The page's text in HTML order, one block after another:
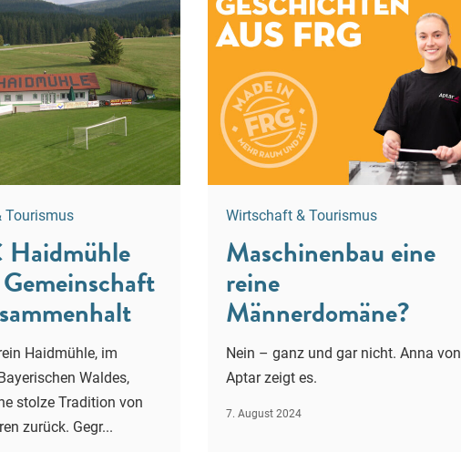
Tourismus
Haidmühle
Haidmühle, im
Waldes,
stolze Tradition von
zurück. Gegr...
Wirtschaft & Tourismus
Maschinenbau eine
reine
Männerdomäne?
Nein – ganz und gar nicht. Anna von
Aptar zeigt es.
7. August 2024